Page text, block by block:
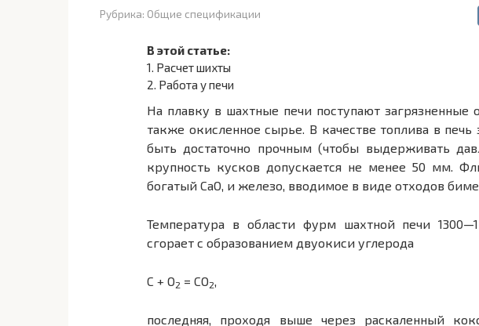
Рубрика: Общие спецификации
В этой статье:
1. Расчет шихты
2. Работа у печи
На плавку в шахтные печи поступают загрязненные
также окисленное сырье. В качестве топлива в
быть достаточно прочным (чтобы выдерживать
крупность кусков допускается не менее 50 мм.
богатый СаО, и железо, вводимое в виде отходов
Температура в области фурм шахтной печи
сгорает с образованием двуокиси углерода
C + O2 = CO2
последняя, проходя выше через раскаленный